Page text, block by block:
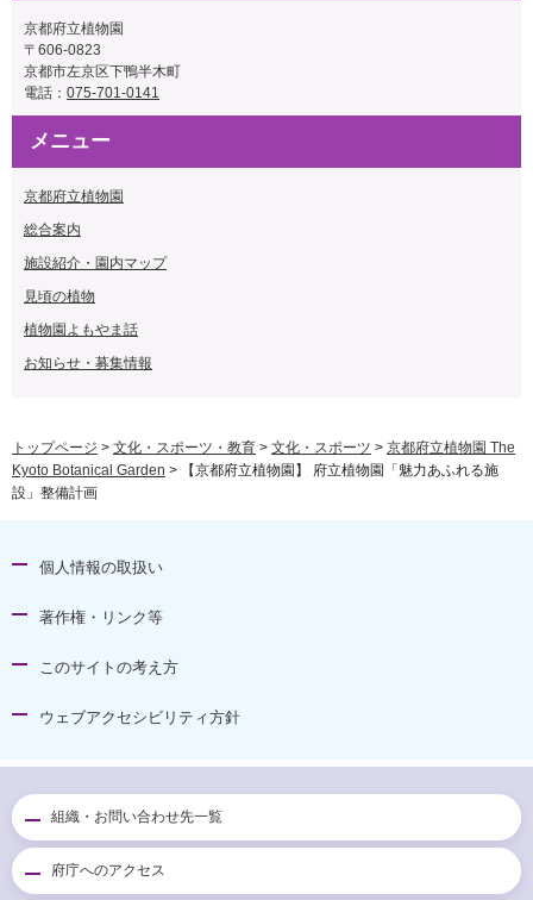
京都府立植物園
〒606-0823
京都市左京区下鴨半木町
電話： 075-701-0141
メニュー
京都府立植物園
総合案内
施設紹介・園内マップ
見頃の植物
植物園よもやま話
お知らせ・募集情報
トップページ > 文化・スポーツ・教育 > 文化・スポーツ > 京都府立植物園 The
Kyoto Botanical Garden > 【京都府立植物園】 府立植物園「魅力あふれる施
設」整備計画
個人情報の取扱い
著作権・リンク等
このサイトの考え方
ウェブアクセシビリティ方針
組織・お問い合わせ先一覧
府庁へのアクセス